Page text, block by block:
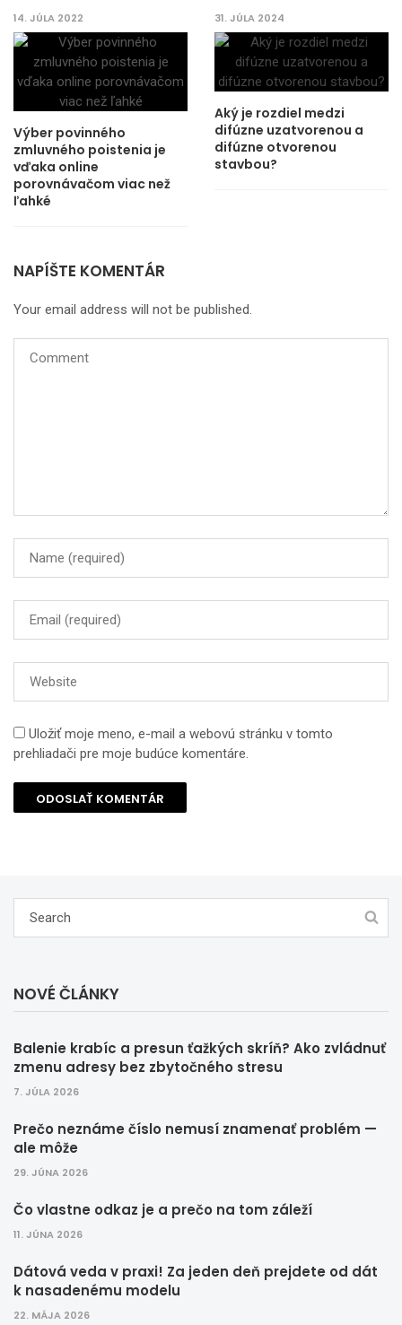
14. JÚLA 2022
Výber povinného
zmluvného poistenia je
vďaka online
porovnávačom viac než
ľahké
31. JÚLA 2024
Aký je rozdiel medzi
difúzne uzatvorenou a
difúzne otvorenou
stavbou?
NAPÍŠTE KOMENTÁR
Your email address will not be published.
Uložiť moje meno, e-mail a webovú stránku v tomto
prehliadači pre moje budúce komentáre.
NOVÉ ČLÁNKY
Balenie krabíc a presun ťažkých skríň? Ako zvládnuť
zmenu adresy bez zbytočného stresu
7. JÚLA 2026
Prečo neznáme číslo nemusí znamenať problém —
ale môže
29. JÚNA 2026
Čo vlastne odkaz je a prečo na tom záleží
11. JÚNA 2026
Dátová veda v praxi! Za jeden deň prejdete od dát
k nasadenému modelu
22. MÁJA 2026